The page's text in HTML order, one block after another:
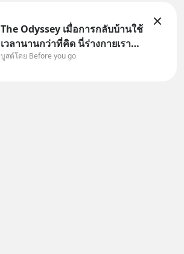
The Odyssey เมื่อการกลับบ้านใช้
เวลานานกว่าที่คิด นี่ร่างกายเรา
ต้องการกลับบ้านจริงหรือ
บูสต์โดย Before you go